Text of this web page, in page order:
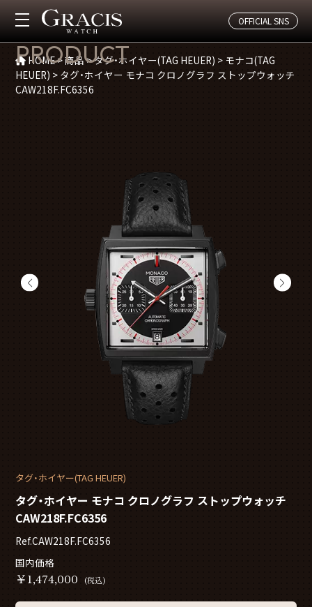
OFFICIAL SNS
商品紹介
PRODUCT
HOME>商品>タグ・ホイヤー(TAG HEUER) > モナコ(TAG
HEUER) > タグ・ホイヤー モナコ クロノグラフ ストップウォッチ
CAW218F.FC6356
タグ・ホイヤー(TAG HEUER)
タグ・ホイヤー モナコ クロノグラフ ストップウォッチ
CAW218F.FC6356
Ref.CAW218F.FC6356
国内価格
￥1,474,000 (税込)